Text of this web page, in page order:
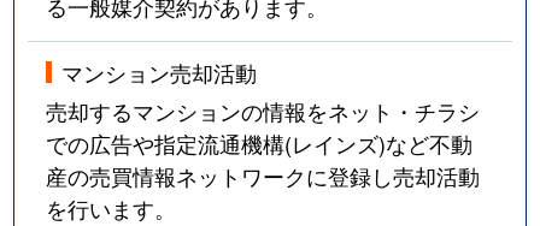
マンション売却活動
売却するマンションの情報をネット・チラシ
での広告や指定流通機構(レインズ)など不動
産の売買情報ネットワークに登録し売却活動
を行います。